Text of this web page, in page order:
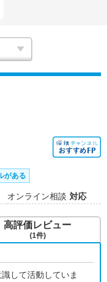
がある
オンライン相談 対応
して活動していま
高評価レビュー
(1件)